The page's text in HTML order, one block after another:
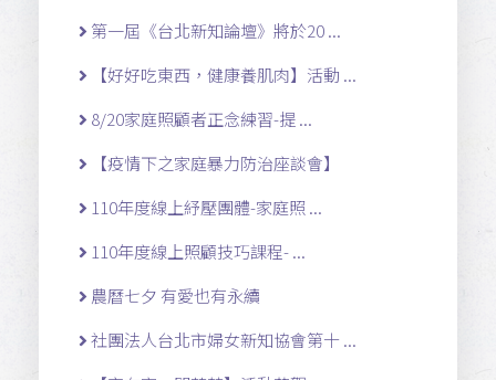
第一屆《台北新知論壇》將於20 ...
【好好吃東西，健康養肌肉】活動 ...
8/20家庭照顧者正念練習-提 ...
【疫情下之家庭暴力防治座談會】
110年度線上紓壓團體-家庭照 ...
110年度線上照顧技巧課程- ...
農曆七夕 有愛也有永續
社團法人台北市婦女新知協會第十 ...